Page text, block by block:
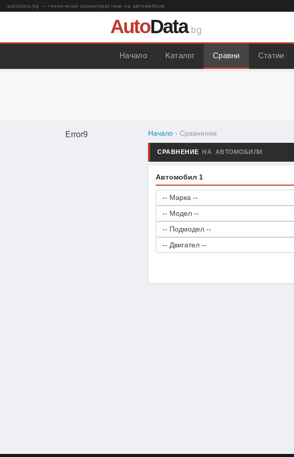
autodata.bg — технически характеристики на автомобили
AutoData.bg
Начало Kаталог Сравни Статии
Error9 Начало › Сравнение
СРАВНЕНИЕ НА АВТОМОБИЛИ
Автомобил 1